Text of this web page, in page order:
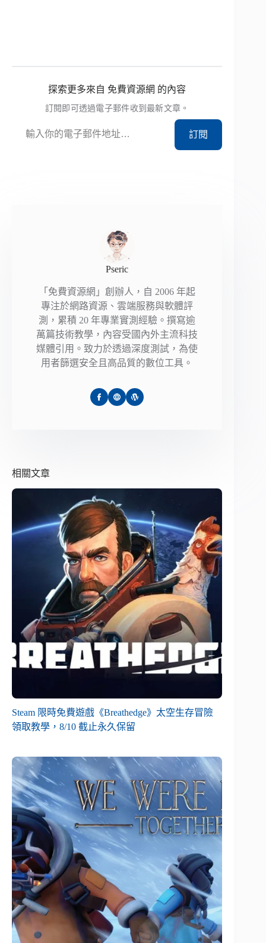
探索更多來自 免費資源網 的內容
訂閱即可透過電子郵件收到最新文章。
訂閱
Pseric
「免費資源網」創辦人，自 2006 年起
專注於網路資源、雲端服務與軟體評
測，累積 20 年專業實測經驗。撰寫逾
萬篇技術教學，內容受國內外主流科技
媒體引用。致力於透過深度測試，為使
用者篩選安全且高品質的數位工具。
相關文章
Steam 限時免費遊戲《Breathedge》太空生存冒險
領取教學，8/10 截止永久保留